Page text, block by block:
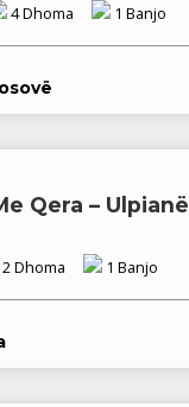
4 Dhoma 1 Banjo
Qera – Ulpianë
2 Dhoma 1 Banjo